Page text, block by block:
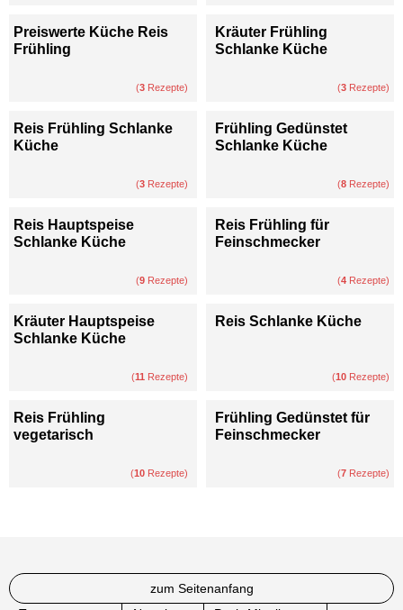
Preiswerte Küche Reis
Frühling
(3 Rezepte)
Kräuter Frühling
Schlanke Küche
(3 Rezepte)
Reis Frühling Schlanke
Küche
(3 Rezepte)
Frühling Gedünstet
Schlanke Küche
(8 Rezepte)
Reis Hauptspeise
Schlanke Küche
(9 Rezepte)
Reis Frühling für
Feinschmecker
(4 Rezepte)
Kräuter Hauptspeise
Schlanke Küche
(11 Rezepte)
Reis Schlanke Küche
(10 Rezepte)
Reis Frühling
vegetarisch
(10 Rezepte)
Frühling Gedünstet für
Feinschmecker
(7 Rezepte)
zum Seitenanfang